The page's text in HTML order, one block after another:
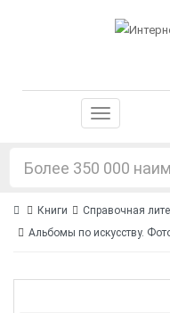
Книги Справочная
Альбомы по искусству.